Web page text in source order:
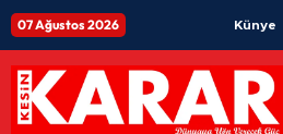
07 Ağustos 2026 Künye